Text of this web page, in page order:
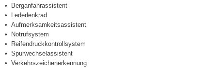
Berganfahrassistent
Lederlenkrad
Aufmerksamkeitsassistent
Notrufsystem
Reifendruckkontrollsystem
Spurwechselassistent
Verkehrszeichenerkennung